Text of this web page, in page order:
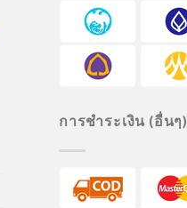
การชำระเงิน (อื่นๆ)